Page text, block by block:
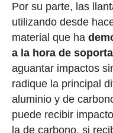
Por su parte, las
utilizando desde
material que ha
a la hora de
aguantar impactos
radique la principal
aluminio y de
puede recibir
la de carbono, si